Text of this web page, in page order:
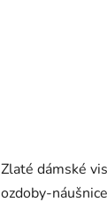
Zlaté dámské
ozdoby-